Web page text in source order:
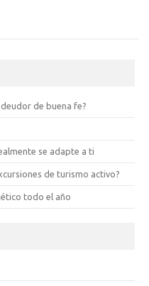
de buena fe?
se adapte a ti
de turismo activo?
todo el año